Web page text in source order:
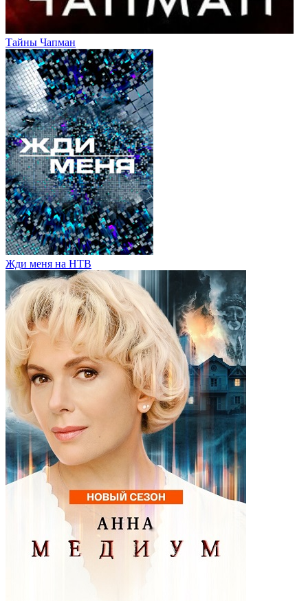
Тайны Чапман
Жди меня на НТВ